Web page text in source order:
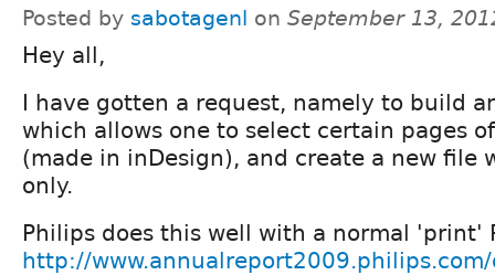
Posted by sabotagenl on September 13,
Hey all,
I have gotten a request, namely to build
which allows one to select certain pages
(made in inDesign), and create a new file
only.
Philips does this well with a normal 'print'
http://